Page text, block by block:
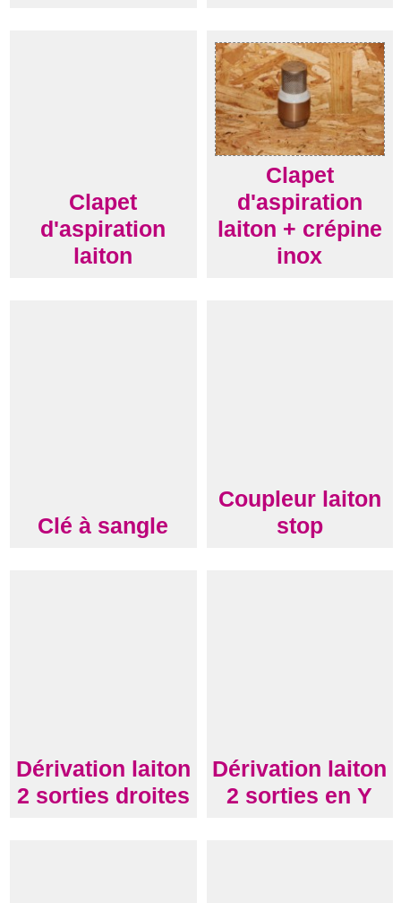
Clapet
d'aspiration
laiton
Clapet
d'aspiration
laiton + crépine
inox
Clé à sangle
Coupleur laiton
stop
Dérivation laiton
2 sorties droites
Dérivation laiton
2 sorties en Y